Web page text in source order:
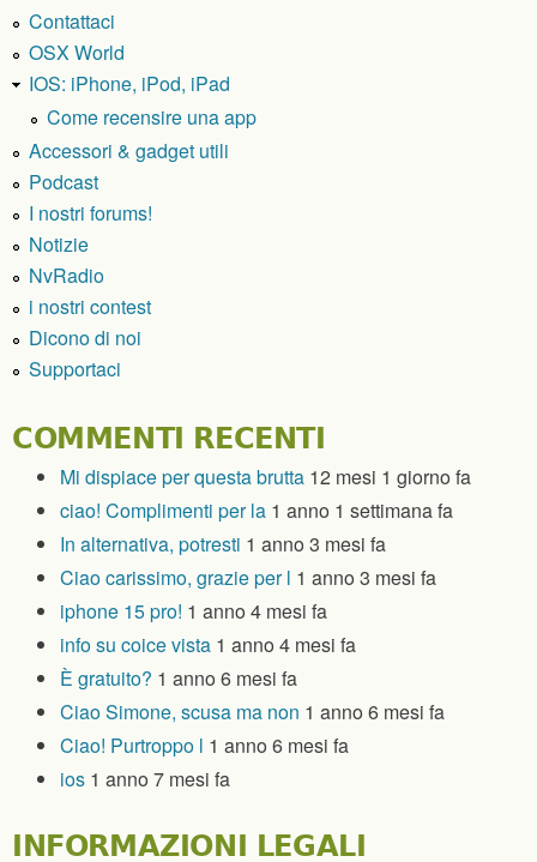
Contattaci
OSX World
IOS: iPhone, iPod, iPad
Come recensire una app
Accessori & gadget utili
Podcast
I nostri forums!
Notizie
NvRadio
i nostri contest
Dicono di noi
Supportaci
COMMENTI RECENTI
Mi dispiace per questa brutta 12 mesi 1 giorno fa
ciao! Complimenti per la 1 anno 1 settimana fa
In alternativa, potresti 1 anno 3 mesi fa
Ciao carissimo, grazie per l 1 anno 3 mesi fa
iphone 15 pro! 1 anno 4 mesi fa
info su coice vista 1 anno 4 mesi fa
È gratuito? 1 anno 6 mesi fa
Ciao Simone, scusa ma non 1 anno 6 mesi fa
Ciao! Purtroppo l 1 anno 6 mesi fa
ios 1 anno 7 mesi fa
INFORMAZIONI LEGALI